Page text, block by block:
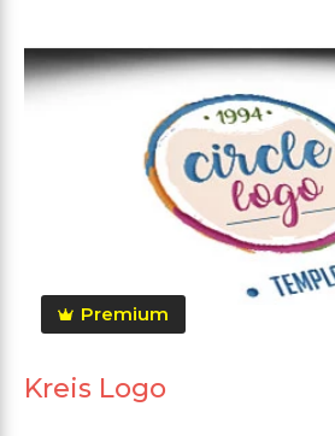
Premium
Kreis Logo